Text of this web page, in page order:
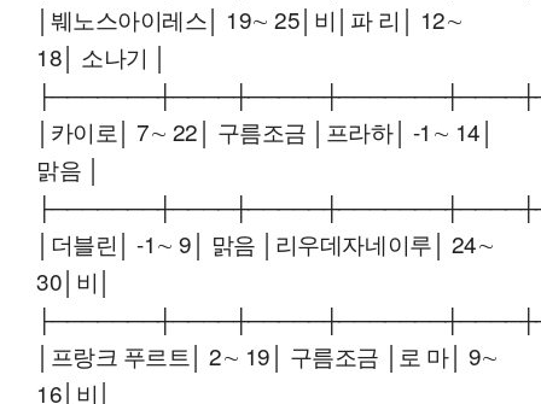
│붸노스아이레스│ 19∼ 25│비│파 리│ 12∼
18│ 소나기 │
│카이로│ 7∼ 22│ 구름조금 │프라하│ -1∼ 14│
맑음 │
│더블린│ -1∼ 9│ 맑음 │리우데자네이루│ 24∼
30│비│
│프랑크 푸르트│ 2∼ 19│ 구름조금 │로 마│ 9∼
16│비│